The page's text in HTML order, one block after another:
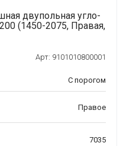
двупольная угло-
(1450-2075, Правая,
Арт: 9101010800001
С порогом
Правое
7035